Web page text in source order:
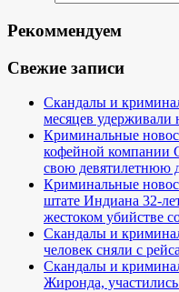
Рекоммендуем
Свежие записи
Скандалы и
месяцев удерживали
Криминальные
кофейной компании
свою девятилетнюю
Криминальные
штате Индиана 32-
жестоком убийстве
Скандалы и
человек сняли с
Скандалы и
Жиронда,